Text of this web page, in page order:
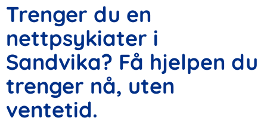
Trenger du en
nettpsykiater i
Sandvika? Få hjelpen du
trenger nå, uten
ventetid.